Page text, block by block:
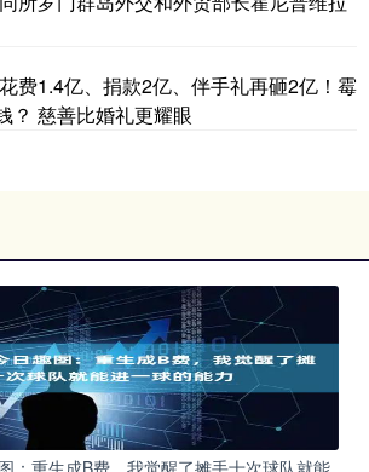
费1.4亿、捐款2亿、伴手礼再砸2亿！霉
？ 慈善比婚礼更耀眼
：重生成B费，我觉醒了摊手十次球队就能